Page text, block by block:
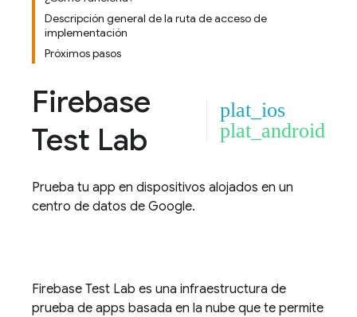
Descripción general de la ruta de acceso de
implementación
Próximos pasos
Firebase
Test Lab
plat_ios
plat_android
Prueba tu app en dispositivos alojados en un
centro de datos de Google.
Firebase Test Lab es una infraestructura de
prueba de apps basada en la nube que te permite